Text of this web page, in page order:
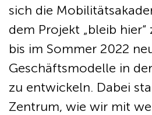
sich die
dem Projekt „bleib
bis im Sommer 2022
Geschäftsmodelle in
zu entwickeln. Dabei
Zentrum, wie wir mit